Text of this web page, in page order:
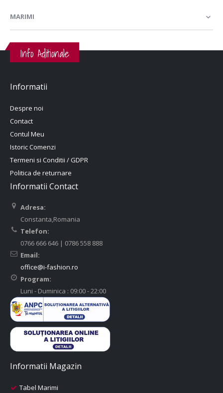
MARIMI
Info Aditionale
Informatii
Despre noi
Contact
Contul Meu
Istoric Comenzi
Termeni si Conditii / GDPR
Politica de returnare
Informatii Contact
Adresa:
Constanta,Romania
Telefon:
0766 666 646 | 0786 558 888
Email:
office@i-fashion.ro
Program:
Luni - Duminica : 09:00 - 22:00
Informatii Magazin
Tabel Marimi